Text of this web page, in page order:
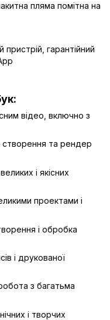
пляма помітна на
гарантійний
відео, включно з
та рендер
і якісних
проектами і
і обробка
і друкованої
з багатьма
і творчих